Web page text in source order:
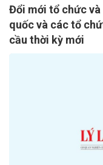
Đổi mới tổ chức
quốc và các tổ
cầu thời kỳ mới